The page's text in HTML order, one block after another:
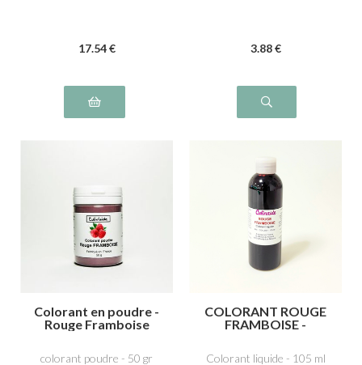
17.54 € 3.88 €
Colorant en poudre -
Rouge Framboise
colorant poudre - 50 gr
COLORANT ROUGE
FRAMBOISE -
Colorant liquide - 105 ml